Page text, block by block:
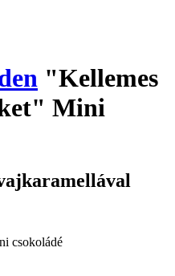
"Kellemes
Mini
csokoládé